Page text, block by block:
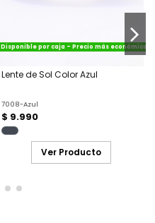
Disponible por caja - Precio más económico
Lente de Sol Color Azul
7008-Azul
$ 9.990
Ver Producto